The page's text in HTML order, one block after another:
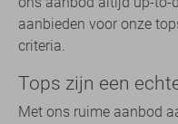
aanbieden voor onze
criteria.
Tops zijn een
Met ons ruime aanbod